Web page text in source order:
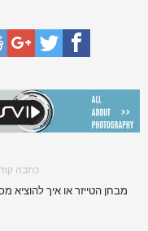
כתבה
מבחן הטייזר או איך